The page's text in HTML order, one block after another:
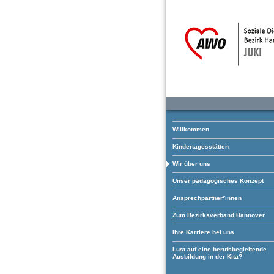
Willkommen
Kindertagesstätten
Wir über uns
Unser pädagogisches Konzept
Ansprechpartner*innen
Zum Bezirksverband Hannover
Ihre Karriere bei uns
Lust auf eine berufsbegleitende
Ausbildung in der Kita?